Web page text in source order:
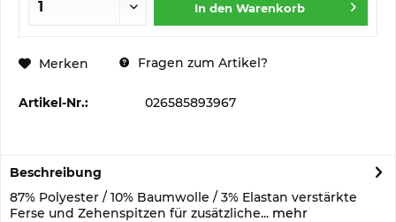
In den Warenkorb
Merken Fragen zum Artikel?
Artikel-Nr.: 026585893967
Beschreibung
87% Polyester / 10% Baumwolle / 3% Elastan verstärkte
Ferse und Zehenspitzen für zusätzliche... mehr